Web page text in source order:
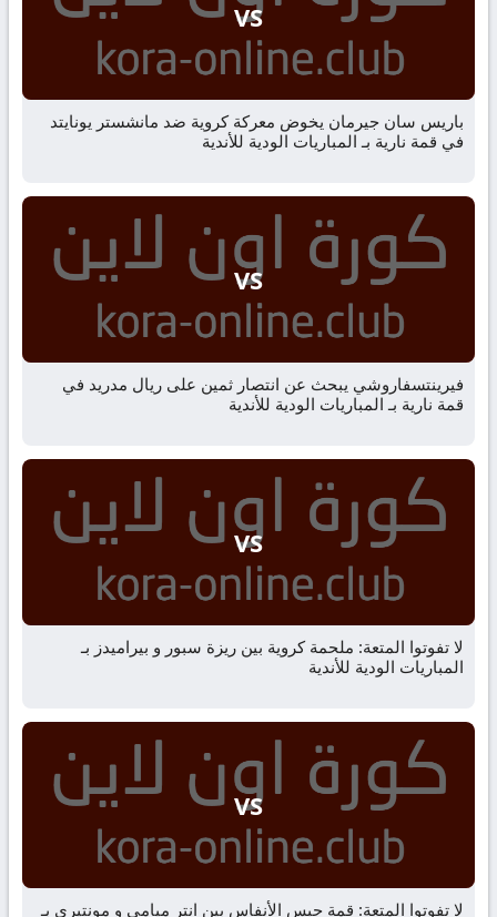
VS
باريس سان جيرمان يخوض معركة كروية ضد مانشستر يونايتد
في قمة نارية بـ المباريات الودية للأندية
VS
فيرينتسفاروشي يبحث عن انتصار ثمين على ريال مدريد في
قمة نارية بـ المباريات الودية للأندية
VS
لا تفوتوا المتعة: ملحمة كروية بين ريزة سبور و بيراميدز بـ
المباريات الودية للأندية
VS
لا تفوتوا المتعة: قمة حبس الأنفاس بين انتر ميامي و مونتيري بـ